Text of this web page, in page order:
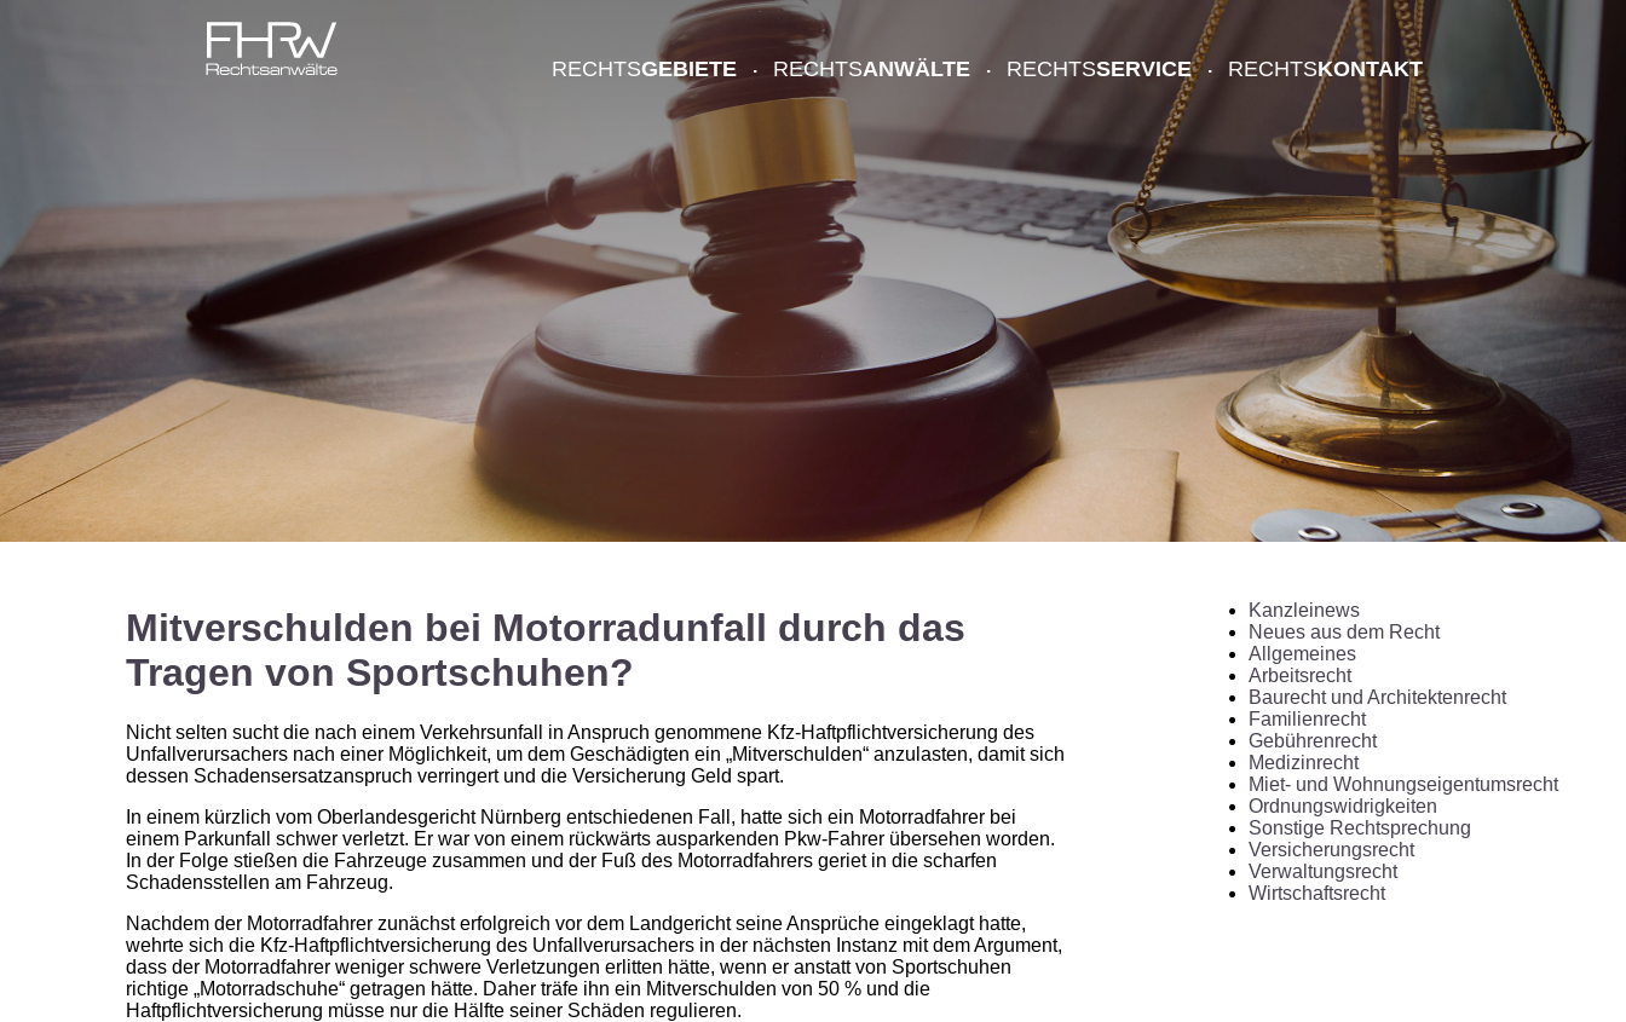
RECHTSGEBIETE RECHTSANWÄLTE RECHTSSERVICE RECHTSKONTAKT
Mitverschulden bei Motorradunfall durch das
Tragen von Sportschuhen?
Nicht selten sucht die nach einem Verkehrsunfall in Anspruch genommene Kfz-Haftpflichtversicherung des
Unfallverursachers nach einer Möglichkeit, um dem Geschädigten ein „Mitverschulden“ anzulasten, damit sich
dessen Schadensersatzanspruch verringert und die Versicherung Geld spart.
In einem kürzlich vom Oberlandesgericht Nürnberg entschiedenen Fall, hatte sich ein Motorradfahrer bei
einem Parkunfall schwer verletzt. Er war von einem rückwärts ausparkenden Pkw-Fahrer übersehen worden.
In der Folge stießen die Fahrzeuge zusammen und der Fuß des Motorradfahrers geriet in die scharfen
Schadensstellen am Fahrzeug.
Nachdem der Motorradfahrer zunächst erfolgreich vor dem Landgericht seine Ansprüche eingeklagt hatte,
wehrte sich die Kfz-Haftpflichtversicherung des Unfallverursachers in der nächsten Instanz mit dem Argument,
dass der Motorradfahrer weniger schwere Verletzungen erlitten hätte, wenn er anstatt von Sportschuhen
richtige „Motorradschuhe“ getragen hätte. Daher träfe ihn ein Mitverschulden von 50 % und die
Haftpflichtversicherung müsse nur die Hälfte seiner Schäden regulieren.
Kanzleinews
Neues aus dem Recht
Allgemeines
Arbeitsrecht
Baurecht und Architektenrecht
Familienrecht
Gebührenrecht
Medizinrecht
Miet- und Wohnungseigentumsrecht
Ordnungswidrigkeiten
Sonstige Rechtsprechung
Versicherungsrecht
Verwaltungsrecht
Wirtschaftsrecht